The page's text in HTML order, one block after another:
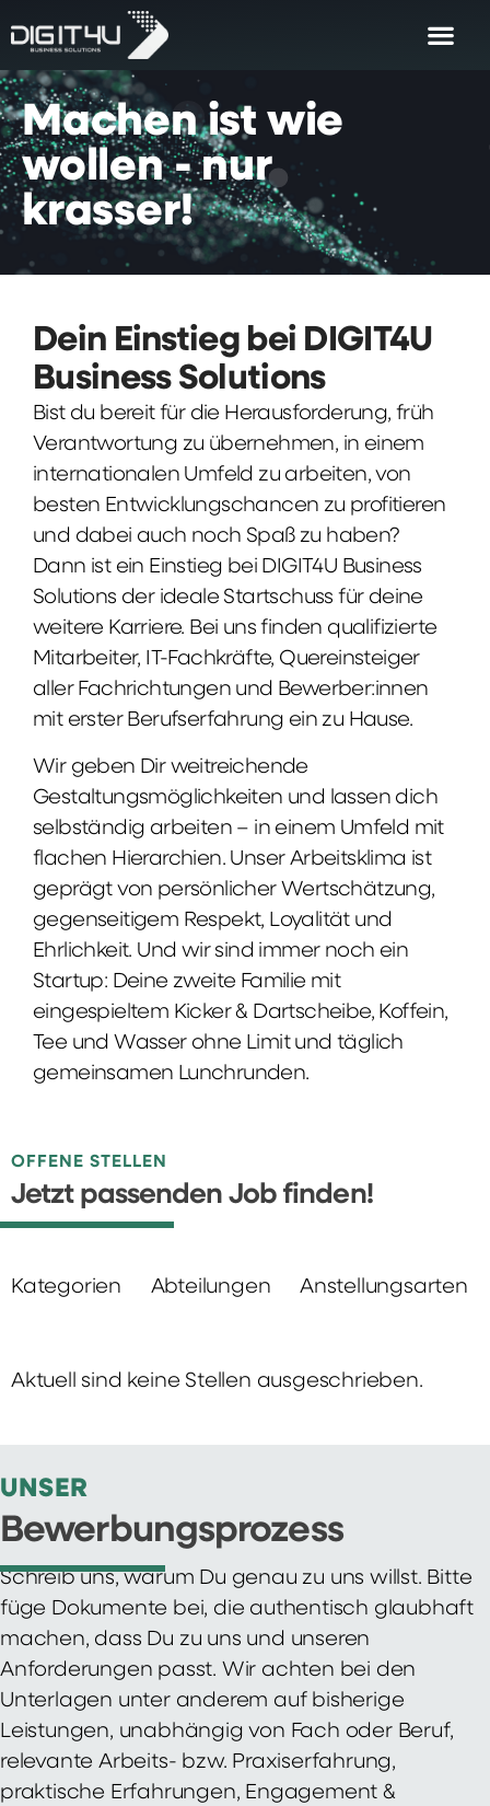
Machen ist wie
wollen - nur
krasser!
Dein Einstieg bei DIGIT4U
Business Solutions
Bist du bereit für die Herausforderung, früh
Verantwortung zu übernehmen, in einem
internationalen Umfeld zu arbeiten, von
besten Entwicklungschancen zu profitieren
und dabei auch noch Spaß zu haben?
Dann ist ein Einstieg bei DIGIT4U Business
Solutions der ideale Startschuss für deine
weitere Karriere. Bei uns finden qualifizierte
Mitarbeiter, IT-Fachkräfte, Quereinsteiger
aller Fachrichtungen und Bewerber:innen
mit erster Berufserfahrung ein zu Hause.
Wir geben Dir weitreichende
Gestaltungsmöglichkeiten und lassen dich
selbständig arbeiten – in einem Umfeld mit
flachen Hierarchien. Unser Arbeitsklima ist
geprägt von persönlicher Wertschätzung,
gegenseitigem Respekt, Loyalität und
Ehrlichkeit. Und wir sind immer noch ein
Startup: Deine zweite Familie mit
eingespieltem Kicker & Dartscheibe, Koffein,
Tee und Wasser ohne Limit und täglich
gemeinsamen Lunchrunden.
OFFENE STELLEN
Jetzt passenden Job finden!
Kategorien Abteilungen Anstellungsarten
Aktuell sind keine Stellen ausgeschrieben.
UNSER
Bewerbungsprozess
Schreib uns, warum Du genau zu uns willst. Bitte
füge Dokumente bei, die authentisch glaubhaft
machen, dass Du zu uns und unseren
Anforderungen passt. Wir achten bei den
Unterlagen unter anderem auf bisherige
Leistungen, unabhängig von Fach oder Beruf,
relevante Arbeits- bzw. Praxiserfahrung,
praktische Erfahrungen, Engagement &